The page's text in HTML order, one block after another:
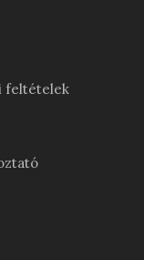
feltételek